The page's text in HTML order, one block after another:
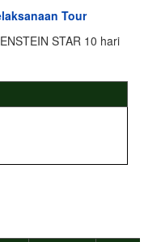
Tour
STAR 10 hari